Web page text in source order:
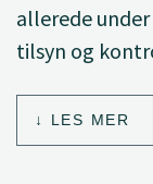
allerede
tilsyn og
LES MER